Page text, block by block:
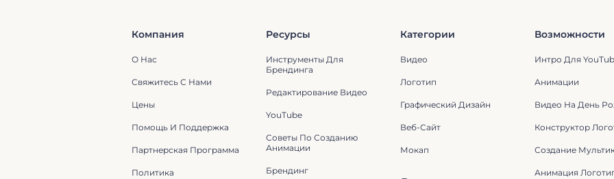
Компания
О Нас
Свяжитесь С Нами
Цены
Помощь И Поддержка
Партнерская Программа
Политика
Ресурсы
Инструменты Для
Брендинга
Редактирование Видео
YouTube
Советы По Созданию
Анимации
Брендинг
Категории
Видео
Логотип
Графический Дизайн
Веб-Сайт
Мокап
Возможности
Интро Для
Анимации
Видео На День
Конструктор
Создание
Анимация